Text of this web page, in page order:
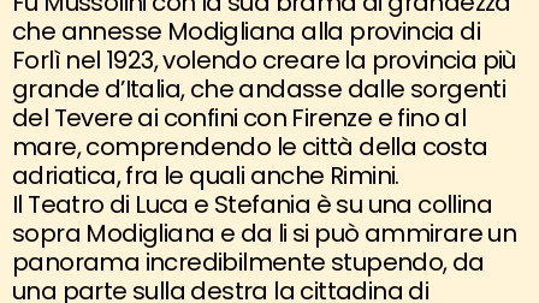
che annesse Modigliana alla provincia di
Forlì nel 1923, volendo creare la provincia più
grande d’Italia, che andasse dalle sorgenti
del Tevere ai confini con Firenze e fino al
mare, comprendendo le città della costa
adriatica, fra le quali anche Rimini.
Il Teatro di Luca e Stefania è su una collina
sopra Modigliana e da li si può ammirare un
panorama incredibilmente stupendo, da
una parte sulla destra la cittadina di